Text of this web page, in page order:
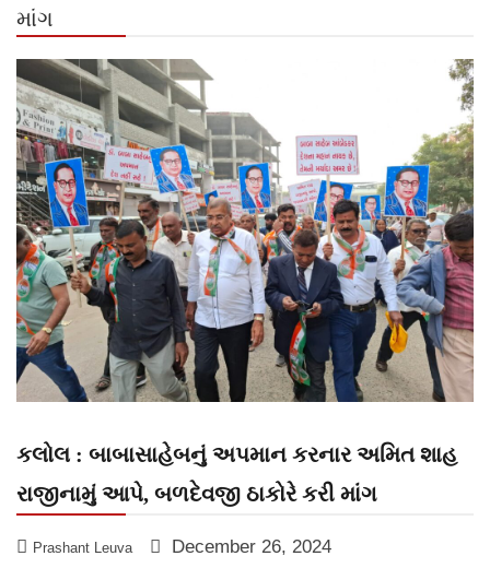
માંગ
કલોલ : બાબાસાહેબનું અપમાન કરનાર અમિત શાહ
રાજીનામું આપે, બળદેવજી ઠાકોરે કરી માંગ
Prashant Leuva December 26, 2024